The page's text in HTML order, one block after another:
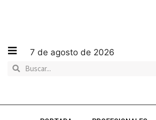
7 de agosto de 2026